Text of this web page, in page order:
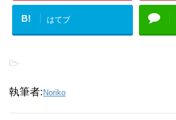
B! はてブ
-
執筆者: Noriko